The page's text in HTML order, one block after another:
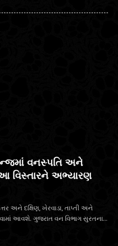
વનસ્પતિ અને
આ વિસ્તારને અભ્યારણ
અને દક્ષિણ, ખેરવાડા, તાપ્તી અને
આવશે. ગુજરાત વન વિભાગ સુરતના...